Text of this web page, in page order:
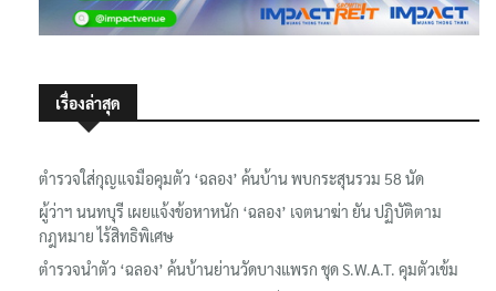
เรื่องล่าสุด
ตำรวจใส่กุญแจมือคุมตัว ‘ฉลอง’ ค้นบ้าน พบกระสุนรวม 58 นัด
ผู้ว่าฯ นนทบุรี เผยแจ้งข้อหาหนัก ‘ฉลอง’ เจตนาฆ่า ยัน ปฏิบัติตาม
กฎหมาย ไร้สิทธิพิเศษ
ตำรวจนำตัว ‘ฉลอง’ ค้นบ้านย่านวัดบางแพรก ชุด S.W.A.T. คุมตัวเข้ม